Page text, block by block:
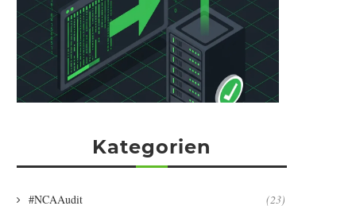
Kategorien
#NCAAudit (23)